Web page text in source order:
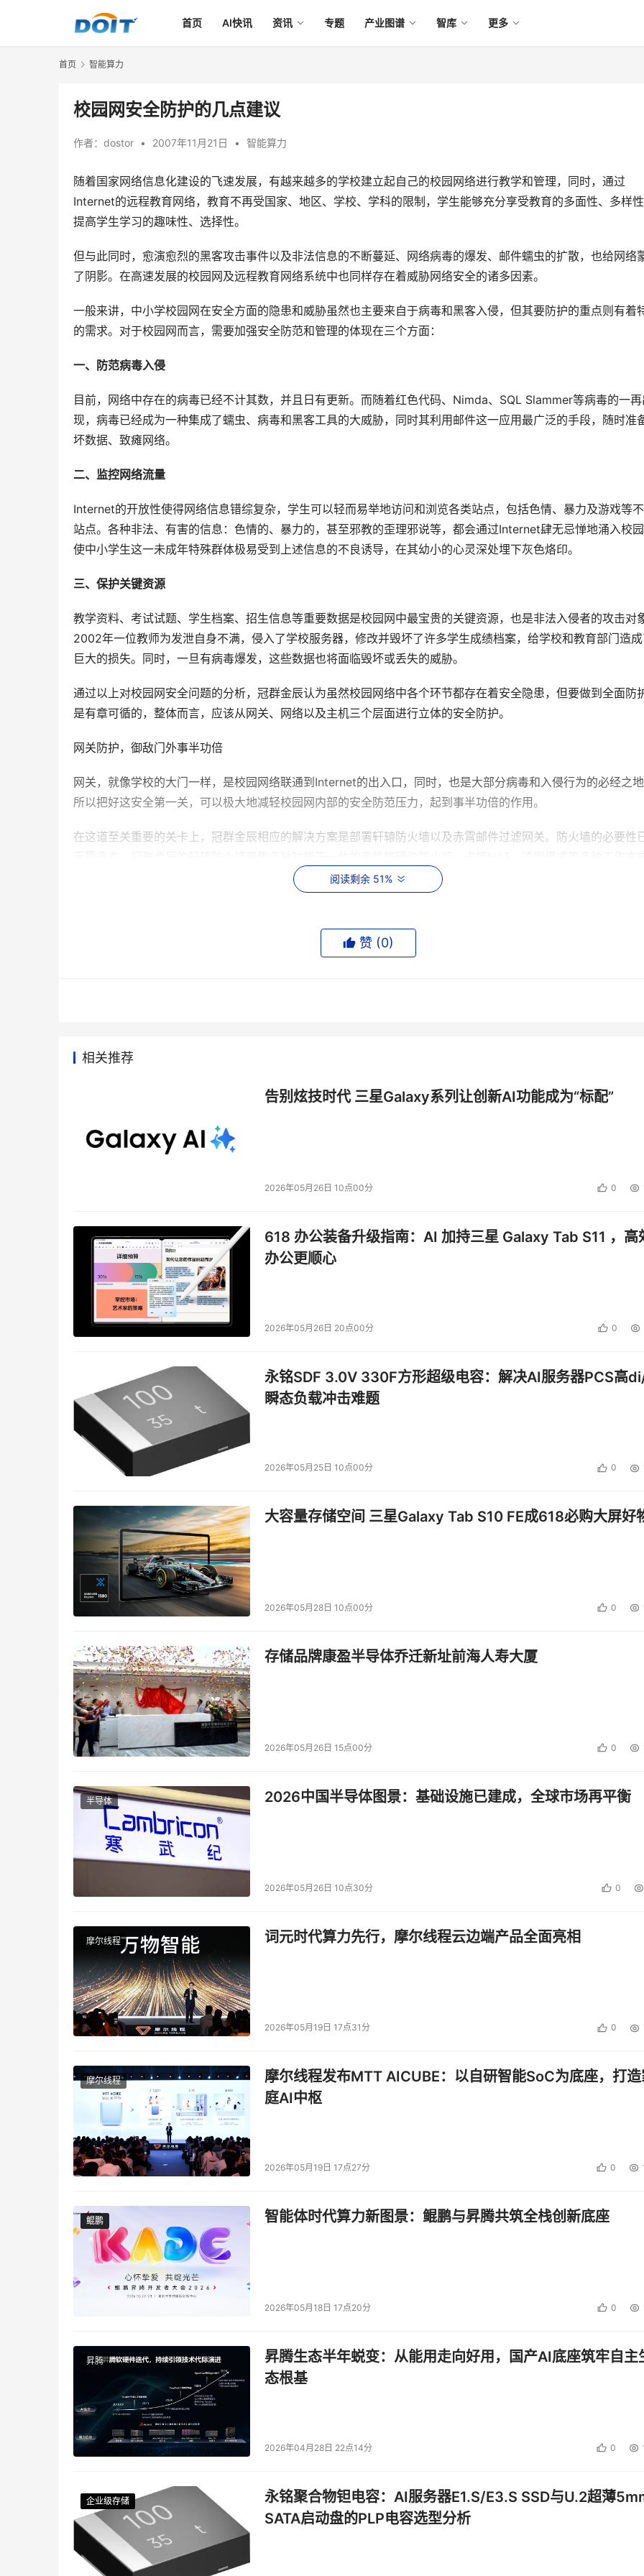
首页 AI快讯 资讯 专题 产业图谱 智库 更多
首页 智能算力
校园网安全防护的几点建议
作者： dostor • 2007年11月21日 • 智能算力
随着国家网络信息化建设的飞速发展，有越来越多的学校建立起自己的校园网络进行教学和管理，同时，通过
Internet的远程教育网络，教育不再受国家、地区、学校、学科的限制，学生能够充分享受教育的多面性、多样性
提高学生学习的趣味性、选择性。
但与此同时，愈演愈烈的黑客攻击事件以及非法信息的不断蔓延、网络病毒的爆发、邮件蠕虫的扩散，也给网络
了阴影。在高速发展的校园网及远程教育网络系统中也同样存在着威胁网络安全的诸多因素。
一般来讲，中小学校园网在安全方面的隐患和威胁虽然也主要来自于病毒和黑客入侵，但其要防护的重点则有着
的需求。对于校园网而言，需要加强安全防范和管理的体现在三个方面：
一、防范病毒入侵
目前，网络中存在的病毒已经不计其数，并且日有更新。而随着红色代码、Nimda、SQL Slammer等病毒的一再
现，病毒已经成为一种集成了蠕虫、病毒和黑客工具的大威胁，同时其利用邮件这一应用最广泛的手段，随时准
坏数据、致瘫网络。
二、监控网络流量
Internet的开放性使得网络信息错综复杂，学生可以轻而易举地访问和浏览各类站点，包括色情、暴力及游戏等
站点。各种非法、有害的信息：色情的、暴力的，甚至邪教的歪理邪说等，都会通过Internet肆无忌惮地涌入校园
使中小学生这一未成年特殊群体极易受到上述信息的不良诱导，在其幼小的心灵深处埋下灰色烙印。
三、保护关键资源
教学资料、考试试题、学生档案、招生信息等重要数据是校园网中最宝贵的关键资源，也是非法入侵者的攻击对象
2002年一位教师为发泄自身不满，侵入了学校服务器，修改并毁坏了许多学生成绩档案，给学校和教育部门造成
巨大的损失。同时，一旦有病毒爆发，这些数据也将面临毁坏或丢失的威胁。
通过以上对校园网安全问题的分析，冠群金辰认为虽然校园网络中各个环节都存在着安全隐患，但要做到全面防
是有章可循的，整体而言，应该从网关、网络以及主机三个层面进行立体的安全防护。
网关防护，御敌门外事半功倍
网关，就像学校的大门一样，是校园网络联通到Internet的出入口，同时，也是大部分病毒和入侵行为的必经之地
所以把好这安全第一关，可以极大地减轻校园网内部的安全防范压力，起到事半功倍的作用。
在这道至关重要的关卡上，冠群金辰相应的解决方案是部署轩辕防火墙以及赤霄邮件过滤网关。防火墙的必要性
轩辕防火墙除了具有状态检测、用户认证、NAT/PAT、虚拟防火墙、透明代理等功能特点外，还具有丰富的防火
式，极佳的性能价格比使得轩辕防火墙可以全面满足校园网络边界保护的需要。
毒的。这样做大大减轻了邮件服务器以及网络中查杀病毒的负载，同时，也避免了用户在不知情的情况下操作邮件
的监测，并且支持SMTP认证。这样，无论用户更换怎样的邮件系统，赤霄邮件过滤系统都能够始终如一地提供网
邮件过滤和防病毒的保护。
由于KILL病毒过滤网关的物理旁路性和冗余性，它确保了邮件系统的高性能、高可靠性和高兼容性。赤霄KILL病
HTTP/FTP/邮件方式传播的途径。
网络监控，非法访问一目了然
对于校园网而言，了解学生们在网络中都浏览了哪些内容并制定针对不良信息的访问规则是十分重要的，冠群金辰
干将/莫邪入侵检测系统是一款非常出色的入侵预防及网络监控产品，它能监控网络流量、实时检测可疑的网络活
和入侵攻击，它还可同路由器、防火墙等设备实现联动，协调各种安全保护措施，使其最大程度地发挥整体安全的
统还拥有防止资源滥用能力，比如动态URL限制。干将/莫邪入侵检测系统强大的网络检测、分析、报告和管理能
为网络安全提供了可靠的保障。
同时针对校园网络的特定需求，冠群金辰还制定了专供中小学反黄及防止访问非法网站所用的专用版，可以全面实
对网络的全面监控，其主要的功能包括了：
A. 可以监测校园网内所有计算机正在浏览的网页--是否浏览不良页面。通过我们建立的规则可以察看各种违反规
信息，可以看到浏览网页的人、计算机、时间和内容。
B. 下载60万个网站，按黄色、暴力等分级别管理。添加到URL列表中即可限制访问。冠群金辰的URL列表库每两天
升级一次。
D. 可以根据不同的用户要求，在网络中制定策略。根据不同的人、不同的时间、访问的不同内容来进行管理。
阅读剩余 51%
本文来源于DOIT传媒，文章内容仅供参考，不构成投资建议。
赞 (0)
相关推荐
告别炫技时代 三星Galaxy系列让创新AI功能成为“标配”
2026年05月26日 10点00分 0
618 办公装备升级指南：AI 加持三星 Galaxy Tab S11 ，高
办公更顺心
2026年05月26日 20点00分 0
永铭SDF 3.0V 330F方形超级电容：解决AI服务器PCS高
瞬态负载冲击难题
2026年05月25日 10点00分 0
大容量存储空间 三星Galaxy Tab S10 FE成618必购大屏好
2026年05月28日 10点00分 0
存储品牌康盈半导体乔迁新址前海人寿大厦
2026年05月26日 15点00分 0
半导体 2026中国半导体图景：基础设施已建成，全球市场再平衡
2026年05月26日 10点30分 0
摩尔线程 词元时代算力先行，摩尔线程云边端产品全面亮相
2026年05月19日 17点31分 0
摩尔线程
摩尔线程发布MTT AICUBE：以自研智能SoC为底座，打
庭AI中枢
2026年05月19日 17点27分 0
鲲鹏
鲲鹏 智能体时代算力新图景：鲲鹏与昇腾共筑全栈创新底座
2026年05月18日 17点20分 0
昇腾
昇腾生态半年蜕变：从能用走向好用，国产AI底座筑牢自主
态根基
2026年04月28日 22点14分 0
企业级存储
企业级存储
企业级存储
企业级存储
永铭聚合物钽电容：AI服务器E1.S/E3.S SSD与U.2超薄
SATA启动盘的PLP电容选型分析